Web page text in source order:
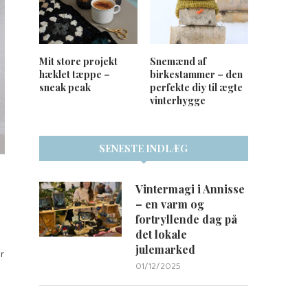
Mit store projekt
hæklet tæppe –
sneak peak
Snemænd af
birkestammer – den
perfekte diy til ægte
vinterhygge
SENESTE INDLÆG
Vintermagi i Annisse
– en varm og
fortryllende dag på
det lokale
julemarked
01/12/2025